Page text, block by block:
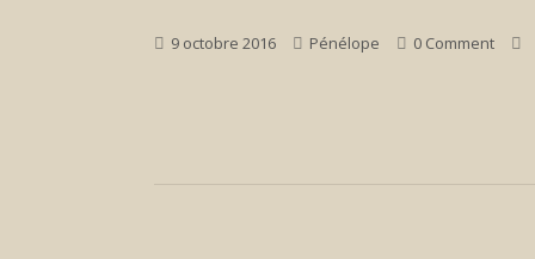
9 octobre 2016 Pénélope 0 Comment